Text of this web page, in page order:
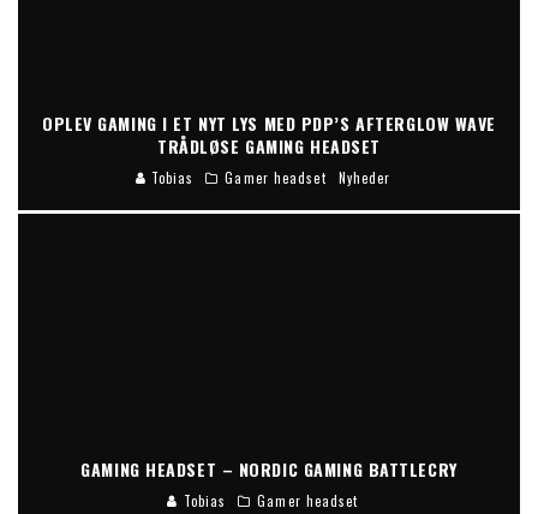
OPLEV GAMING I ET NYT LYS MED PDP’S AFTERGLOW WAVE
TRÅDLØSE GAMING HEADSET
Tobias Gamer headset Nyheder
GAMING HEADSET – NORDIC GAMING BATTLECRY
Tobias Gamer headset